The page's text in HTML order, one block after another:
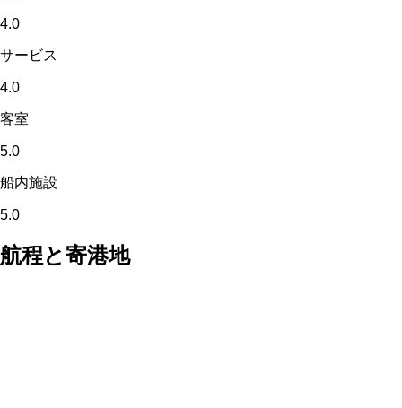
4.0
サービス
4.0
客室
5.0
船内施設
5.0
航程と寄港地